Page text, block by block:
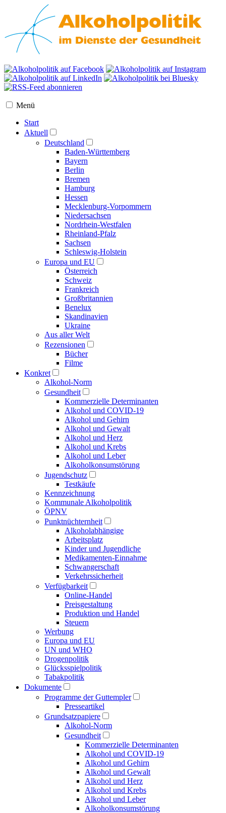
Menü
Start
Aktuell
Deutschland
Baden-Württemberg
Bayern
Berlin
Bremen
Hamburg
Hessen
Mecklenburg-Vorpommern
Niedersachsen
Nordrhein-Westfalen
Rheinland-Pfalz
Sachsen
Schleswig-Holstein
Europa und EU
Österreich
Schweiz
Frankreich
Großbritannien
Benelux
Skandinavien
Ukraine
Aus aller Welt
Rezensionen
Bücher
Filme
Konkret
Alkohol-Norm
Gesundheit
Kommerzielle Determinanten
Alkohol und COVID-19
Alkohol und Gehirn
Alkohol und Gewalt
Alkohol und Herz
Alkohol und Krebs
Alkohol und Leber
Alkoholkonsumstörung
Jugendschutz
Testkäufe
Kennzeichnung
Kommunale Alkoholpolitik
ÖPNV
Punktnüchternheit
Alkoholabhängige
Arbeitsplatz
Kinder und Jugendliche
Medikamenten-Einnahme
Schwangerschaft
Verkehrssicherheit
Verfügbarkeit
Online-Handel
Preisgestaltung
Produktion und Handel
Steuern
Werbung
Europa und EU
UN und WHO
Drogenpolitik
Glücksspielpolitik
Tabakpolitik
Dokumente
Programme der Guttempler
Presse­artikel
Grundsatzpapiere
Alkohol-Norm
Gesundheit
Kommerzielle Determinanten
Alkohol und COVID-19
Alkohol und Gehirn
Alkohol und Gewalt
Alkohol und Herz
Alkohol und Krebs
Alkohol und Leber
Alkoholkonsumstörung